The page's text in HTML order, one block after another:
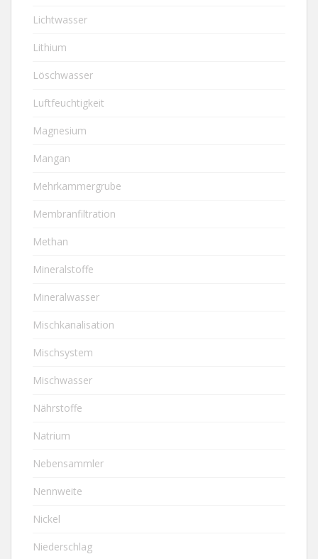
Lichtwasser
Lithium
Löschwasser
Luftfeuchtigkeit
Magnesium
Mangan
Mehrkammergrube
Membranfiltration
Methan
Mineralstoffe
Mineralwasser
Mischkanalisation
Mischsystem
Mischwasser
Nährstoffe
Natrium
Nebensammler
Nennweite
Nickel
Niederschlag